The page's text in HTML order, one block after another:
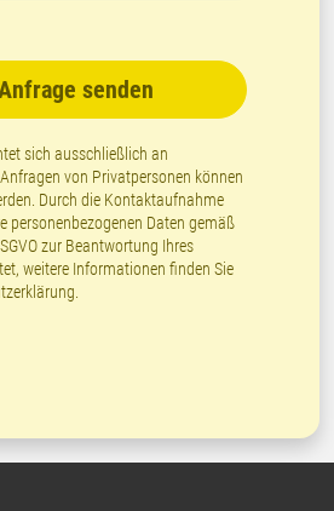
senden
sich ausschließlich an
von Privatpersonen können
Durch die Kontaktaufnahme
personenbezogenen Daten gemäß
zur Beantwortung Ihres
weitere Informationen finden Sie